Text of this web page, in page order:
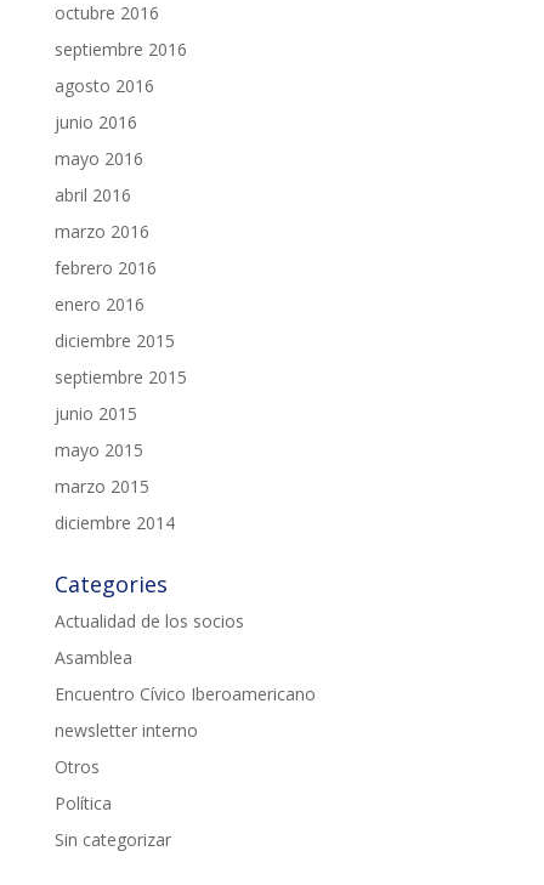
octubre 2016
septiembre 2016
agosto 2016
junio 2016
mayo 2016
abril 2016
marzo 2016
febrero 2016
enero 2016
diciembre 2015
septiembre 2015
junio 2015
mayo 2015
marzo 2015
diciembre 2014
Categories
Actualidad de los socios
Asamblea
Encuentro Cívico Iberoamericano
newsletter interno
Otros
Política
Sin categorizar